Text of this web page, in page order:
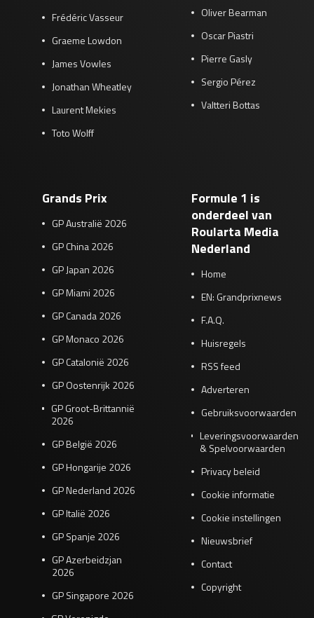
Frédéric Vasseur
Graeme Lowdon
James Vowles
Jonathan Wheatley
Laurent Mekies
Toto Wolff
Oliver Bearman
Oscar Piastri
Pierre Gasly
Sergio Pérez
Valtteri Bottas
Grands Prix
GP Australië 2026
GP China 2026
GP Japan 2026
GP Miami 2026
GP Canada 2026
GP Monaco 2026
GP Catalonië 2026
GP Oostenrijk 2026
GP Groot-Brittannië
2026
GP België 2026
GP Hongarije 2026
GP Nederland 2026
GP Italië 2026
GP Spanje 2026
GP Azerbeidzjan
2026
GP Singapore 2026
Formule 1 is
onderdeel van
Roularta Media
Nederland
Home
EN: Grandprixnews
F.A.Q.
Huisregels
RSS feed
Adverteren
Gebruiksvoorwaarden
Leveringsvoorwaarden
& Spelvoorwaarden
Privacy beleid
Cookie informatie
Cookie instellingen
Nieuwsbrief
Contact
Copyright